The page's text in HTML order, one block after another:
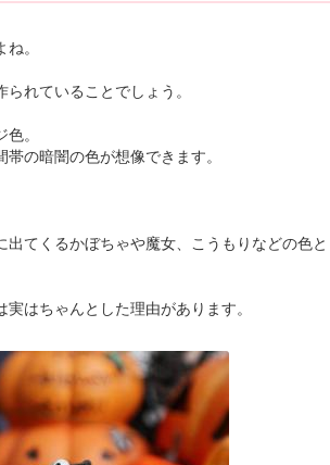
。
れていることでしょう。
。
の暗闇の色が想像できます。
てくるかぼちゃや魔女、こうもりなどの色と
はちゃんとした理由があります。